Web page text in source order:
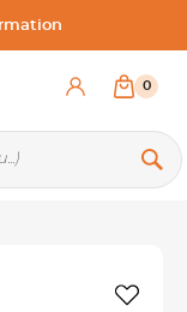
0